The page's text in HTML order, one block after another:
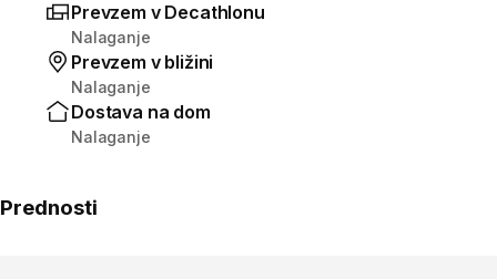
Prevzem v Decathlonu
Nalaganje
Prevzem v bližini
Nalaganje
Dostava na dom
Nalaganje
Prednosti